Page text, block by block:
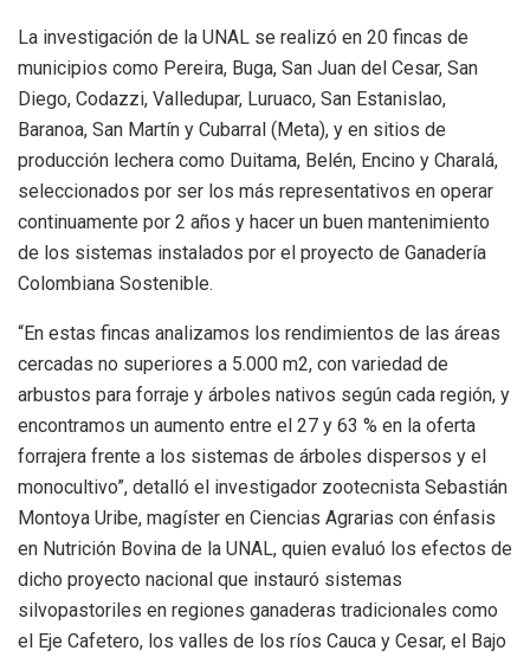
La investigación de la UNAL se realizó en 20 fincas de
municipios como Pereira, Buga, San Juan del Cesar, San
Diego, Codazzi, Valledupar, Luruaco, San Estanislao,
Baranoa, San Martín y Cubarral (Meta), y en sitios de
producción lechera como Duitama, Belén, Encino y Charalá,
seleccionados por ser los más representativos en operar
continuamente por 2 años y hacer un buen mantenimiento
de los sistemas instalados por el proyecto de Ganadería
Colombiana Sostenible.
“En estas fincas analizamos los rendimientos de las áreas
cercadas no superiores a 5.000 m2, con variedad de
arbustos para forraje y árboles nativos según cada región, y
encontramos un aumento entre el 27 y 63 % en la oferta
forrajera frente a los sistemas de árboles dispersos y el
monocultivo”, detalló el investigador zootecnista Sebastián
Montoya Uribe, magíster en Ciencias Agrarias con énfasis
en Nutrición Bovina de la UNAL, quien evaluó los efectos de
dicho proyecto nacional que instauró sistemas
silvopastoriles en regiones ganaderas tradicionales como
el Eje Cafetero, los valles de los ríos Cauca y Cesar, el Bajo